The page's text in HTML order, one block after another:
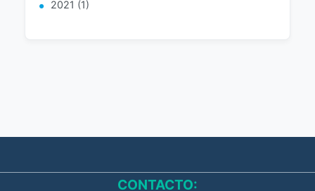
2021 (1)
CONTACTO: